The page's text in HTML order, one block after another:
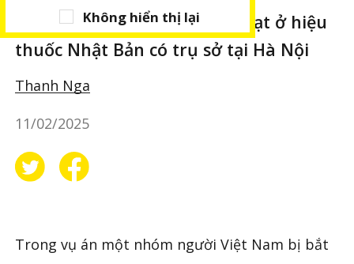
Đường dây trộm cắp hàng loạt ở hiệu
thuốc Nhật Bản có trụ sở tại Hà Nội
Thanh Nga
11/02/2025
Trong vụ án một nhóm người Việt Nam bị bắt
Không hiển thị lại